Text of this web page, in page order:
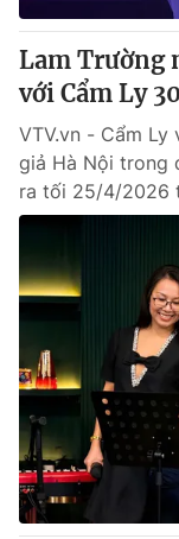
Góc doanh
Truyền hình
Phim VTV
Hậu trường
Nhân vật
Khán giả
Giải sao mai
Giải trí
Điện ảnh
Âm nhạc
Đời sống
Du lịch
Làm đẹp
Chất lượng cuộc
Tuyển sinh
Học trực tuyến
Công nghệ
Hitech Công
Sản phẩm
Thị trường
Tư vấn
Giao lưu trực
Lịch phát sóng
Chuyên mục khác
Lam Trường
với Cẩm Ly
VTV.vn - Cẩm Ly
giả Hà Nội trong
ra tối 25/4/2026